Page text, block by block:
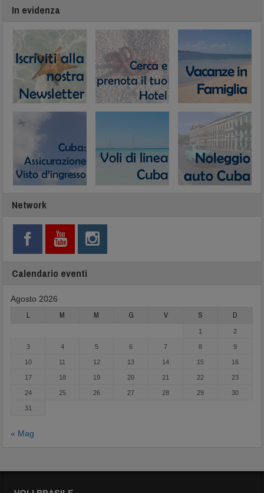
In evidenza
Network
Calendario eventi
Agosto 2026
L M M G V S D
1 2
3 4 5 6 7 8 9
10 11 12 13 14 15 16
17 18 19 20 21 22 23
24 25 26 27 28 29 30
31
« Mag